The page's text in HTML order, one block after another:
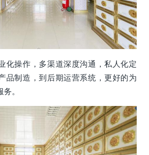
化操作，多渠道深度沟通，私人化定
品制造，到后期运营系统，更好的为
。